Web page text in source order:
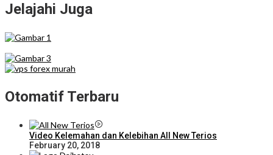
Jelajahi Juga
Otomatif Terbaru
Video Kelemahan dan Kelebihan All New Terios
February 20, 2018